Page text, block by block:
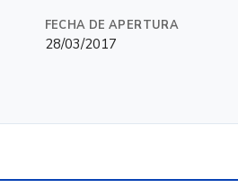
FECHA DE APERTURA
28/03/2017